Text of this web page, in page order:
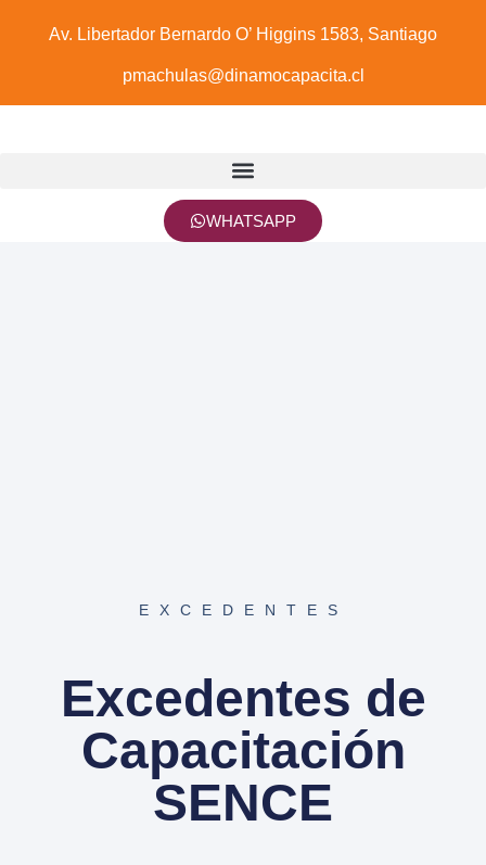
Av. Libertador Bernardo O’ Higgins 1583, Santiago
pmachulas@dinamocapacita.cl
WHATSAPP
EXCEDENTES
Excedentes de
Capacitación
SENCE